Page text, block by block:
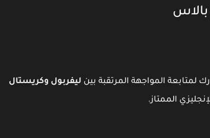
المواجهة المرتقبة بين ليفربول وكريستال
الممتاز.